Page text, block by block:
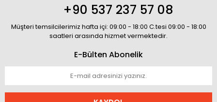
+90 537 237 57 08
Müşteri temsilcilerimiz hafta içi: 09:00 - 18:00 C.tesi 09:00 - 18:00
saatleri arasında hizmet vermektedir.
E-Bülten Abonelik